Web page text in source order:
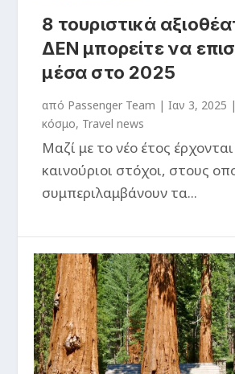
8 τουριστικά
ΔΕΝ μπορείτε να
μέσα στο 2025
από Passenger Team |Ιαν 3, 2025 |
κόσμο, Travel news
Μαζί με το νέο έτος έρχονται
καινούριοι στόχοι, στους
συμπεριλαμβάνουν τα...